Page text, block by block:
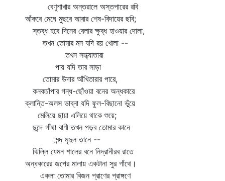
বেণুশাখার অন্তরালে অস্তপারের রবি
আঁকবে মেঘে মুছবে আবার শেষ-বিদায়ের ছবি;
স্তব্ধ হবে দিনের বেলার ক্ষুব্ধ হাওয়ার দোলা,
তখন তোমার মন যদি রয় খোলা --
তখন সন্ধ্যাতারা
পায় যদি তার সাড়া
তোমার উদার আঁখিতারার পারে,
কনকচাঁপার গন্ধ-ছোঁওয়া বনের অন্ধকারে
ক্লান্তি-অলস ভাব্‌না যদি ফুল-বিছানো ভুঁয়ে
মেলিয়ে ছায়া এলিয়ে থাকে শুয়ে;
ছন্দে গাঁথা বাণী তখন পড়ব তোমার কানে
মন্দ মৃদুল তানে --
ঝিল্লি যেমন শালের বনে নিদ্রানীরব রাতে
অন্ধকারের জপের মালায় একটানা সুর গাঁথে।
একলা তোমার বিজন প্রাণের প্রাঙ্গণে